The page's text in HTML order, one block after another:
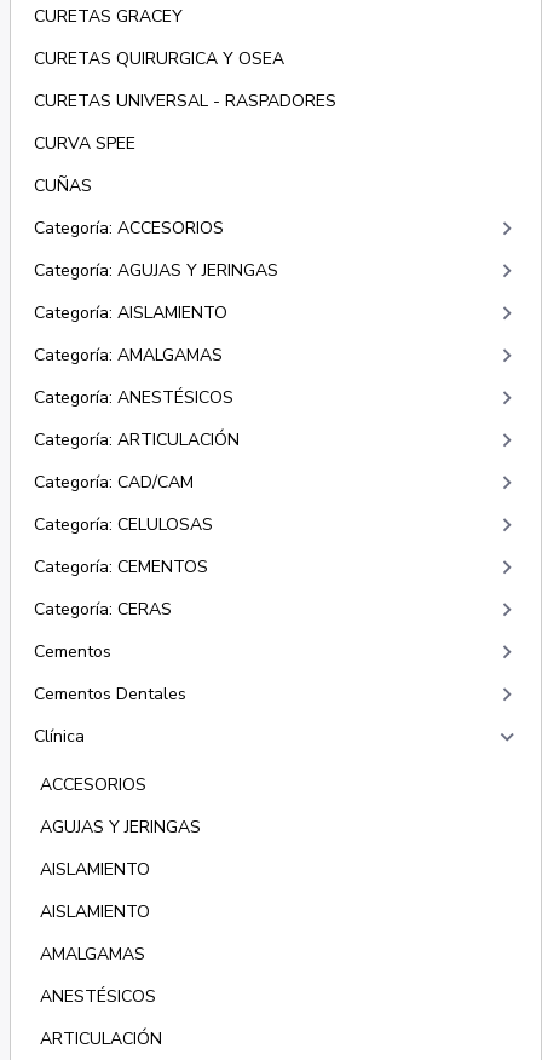
CURETAS GRACEY
CURETAS QUIRURGICA Y OSEA
CURETAS UNIVERSAL - RASPADORES
CURVA SPEE
CUÑAS
Categoría: ACCESORIOS
keyboard_arrow_right
Categoría: AGUJAS Y JERINGAS keyboard_arrow_right
Categoría: AISLAMIENTO keyboard_arrow_right
Categoría: AMALGAMAS keyboard_arrow_right
Categoría: ANESTÉSICOS keyboard_arrow_right
Categoría: ARTICULACIÓN keyboard_arrow_right
Categoría: CAD/CAM keyboard_arrow_right
Categoría: CELULOSAS keyboard_arrow_right
Categoría: CEMENTOS keyboard_arrow_right
Categoría: CERAS keyboard_arrow_right
Cementos keyboard_arrow_right
Cementos Dentales keyboard_arrow_right
Clínica keyboard_arrow_right
ACCESORIOS
AGUJAS Y JERINGAS
AISLAMIENTO
AISLAMIENTO
AMALGAMAS
ANESTÉSICOS
ARTICULACIÓN